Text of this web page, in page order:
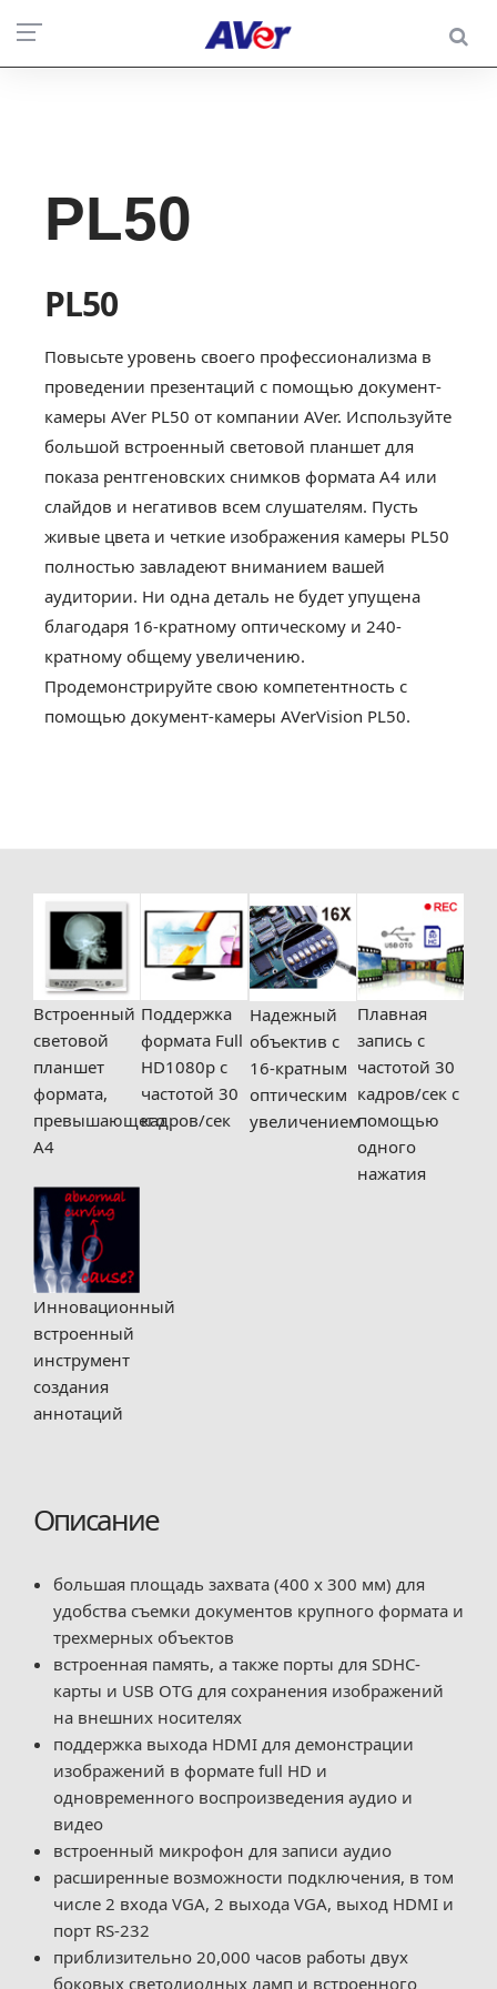
PL50
PL50
Повысьте уровень своего профессионализма в
проведении презентаций с помощью документ-
камеры AVer PL50 от компании AVer. Используйте
большой встроенный световой планшет для
показа рентгеновских снимков формата A4 или
слайдов и негативов всем слушателям. Пусть
живые цвета и четкие изображения камеры PL50
полностью завладеют вниманием вашей
аудитории. Ни одна деталь не будет упущена
благодаря 16-кратному оптическому и 240-
кратному общему увеличению.
Продемонстрируйте свою компетентность с
помощью документ-камеры AVerVision PL50.
Встроенный
световой
планшет
формата,
превышающего
A4
Поддержка
формата Full
HD1080p с
частотой 30
кадров/сек
Надежный
объектив с
16-кратным
оптическим
увеличением
Плавная
запись с
частотой 30
кадров/сек с
помощью
одного
нажатия
Инновационный
встроенный
инструмент
создания
аннотаций
Описание
большая площадь захвата (400 x 300 мм) для
удобства съемки документов крупного формата и
трехмерных объектов
встроенная память, а также порты для SDHC-
карты и USB OTG для сохранения изображений
на внешних носителях
поддержка выхода HDMI для демонстрации
изображений в формате full HD и
одновременного воспроизведения аудио и
видео
встроенный микрофон для записи аудио
расширенные возможности подключения, в том
числе 2 входа VGA, 2 выхода VGA, выход HDMI и
порт RS-232
приблизительно 20,000 часов работы двух
боковых светодиодных ламп и встроенного